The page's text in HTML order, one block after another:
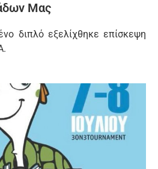
Μας
διπλό εξελίχθηκε επίσκεψη